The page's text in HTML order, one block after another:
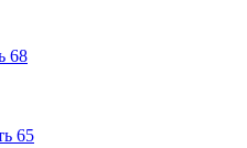
68
65